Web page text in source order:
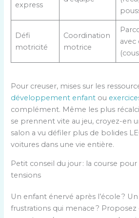
express
Défi
motricité
Coordination
motrice
Pour creuser, mises sur les
développement enfant ou
complément. Même les plus
se prennent vite au jeu, croyez-en
salon a vu défiler plus de bolides
voitures dans une vie entière.
Petit conseil du jour : la course
tensions
Un enfant énervé après l’école ?
frustrations qui menace ? Proposez